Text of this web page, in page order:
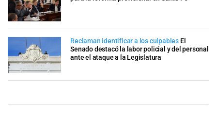
Reclaman identificar a los culpables El
Senado destacó la labor policial y del personal
ante el ataque a la Legislatura